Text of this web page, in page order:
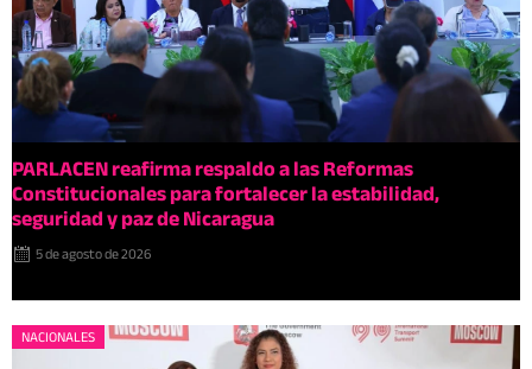
PARLACEN reafirma respaldo a las Reformas
Constitucionales para fortalecer la estabilidad,
seguridad y paz de Nicaragua
5 de agosto de 2026
NACIONALES